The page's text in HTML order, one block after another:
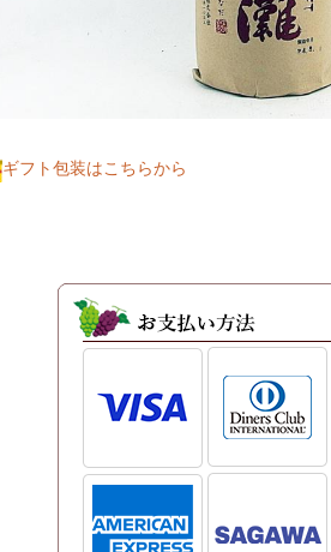
ギフト包装はこちらから